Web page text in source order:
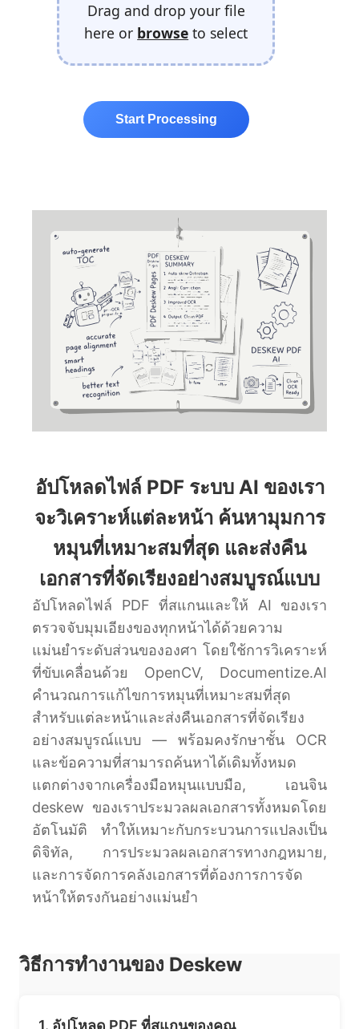
Drag and drop your file
here or browse to select
Start Processing
อัปโหลดไฟล์ PDF ระบบ AI ของเรา
จะวิเคราะห์แต่ละหน้า ค้นหามุมการ
หมุนที่เหมาะสมที่สุด และส่งคืน
เอกสารที่จัดเรียงอย่างสมบูรณ์แบบ
อัปโหลดไฟล์ PDF ที่สแกนและให้ AI ของเรา
ตรวจจับมุมเอียงของทุกหน้าได้ด้วยความ
แม่นยำระดับส่วนขององศา โดยใช้การวิเคราะห์
ที่ขับเคลื่อนด้วย OpenCV, Documentize.AI
คำนวณการแก้ไขการหมุนที่เหมาะสมที่สุด
สำหรับแต่ละหน้าและส่งคืนเอกสารที่จัดเรียง
อย่างสมบูรณ์แบบ — พร้อมคงรักษาชั้น OCR
และข้อความที่สามารถค้นหาได้เดิมทั้งหมด
แตกต่างจากเครื่องมือหมุนแบบมือ, เอนจิน
deskew ของเราประมวลผลเอกสารทั้งหมดโดย
อัตโนมัติ ทำให้เหมาะกับกระบวนการแปลงเป็น
ดิจิทัล, การประมวลผลเอกสารทางกฎหมาย,
และการจัดการคลังเอกสารที่ต้องการการจัด
หน้าให้ตรงกันอย่างแม่นยำ
วิธีการทำงานของ Deskew
1. อัปโหลด PDF ที่สแกนของคุณ